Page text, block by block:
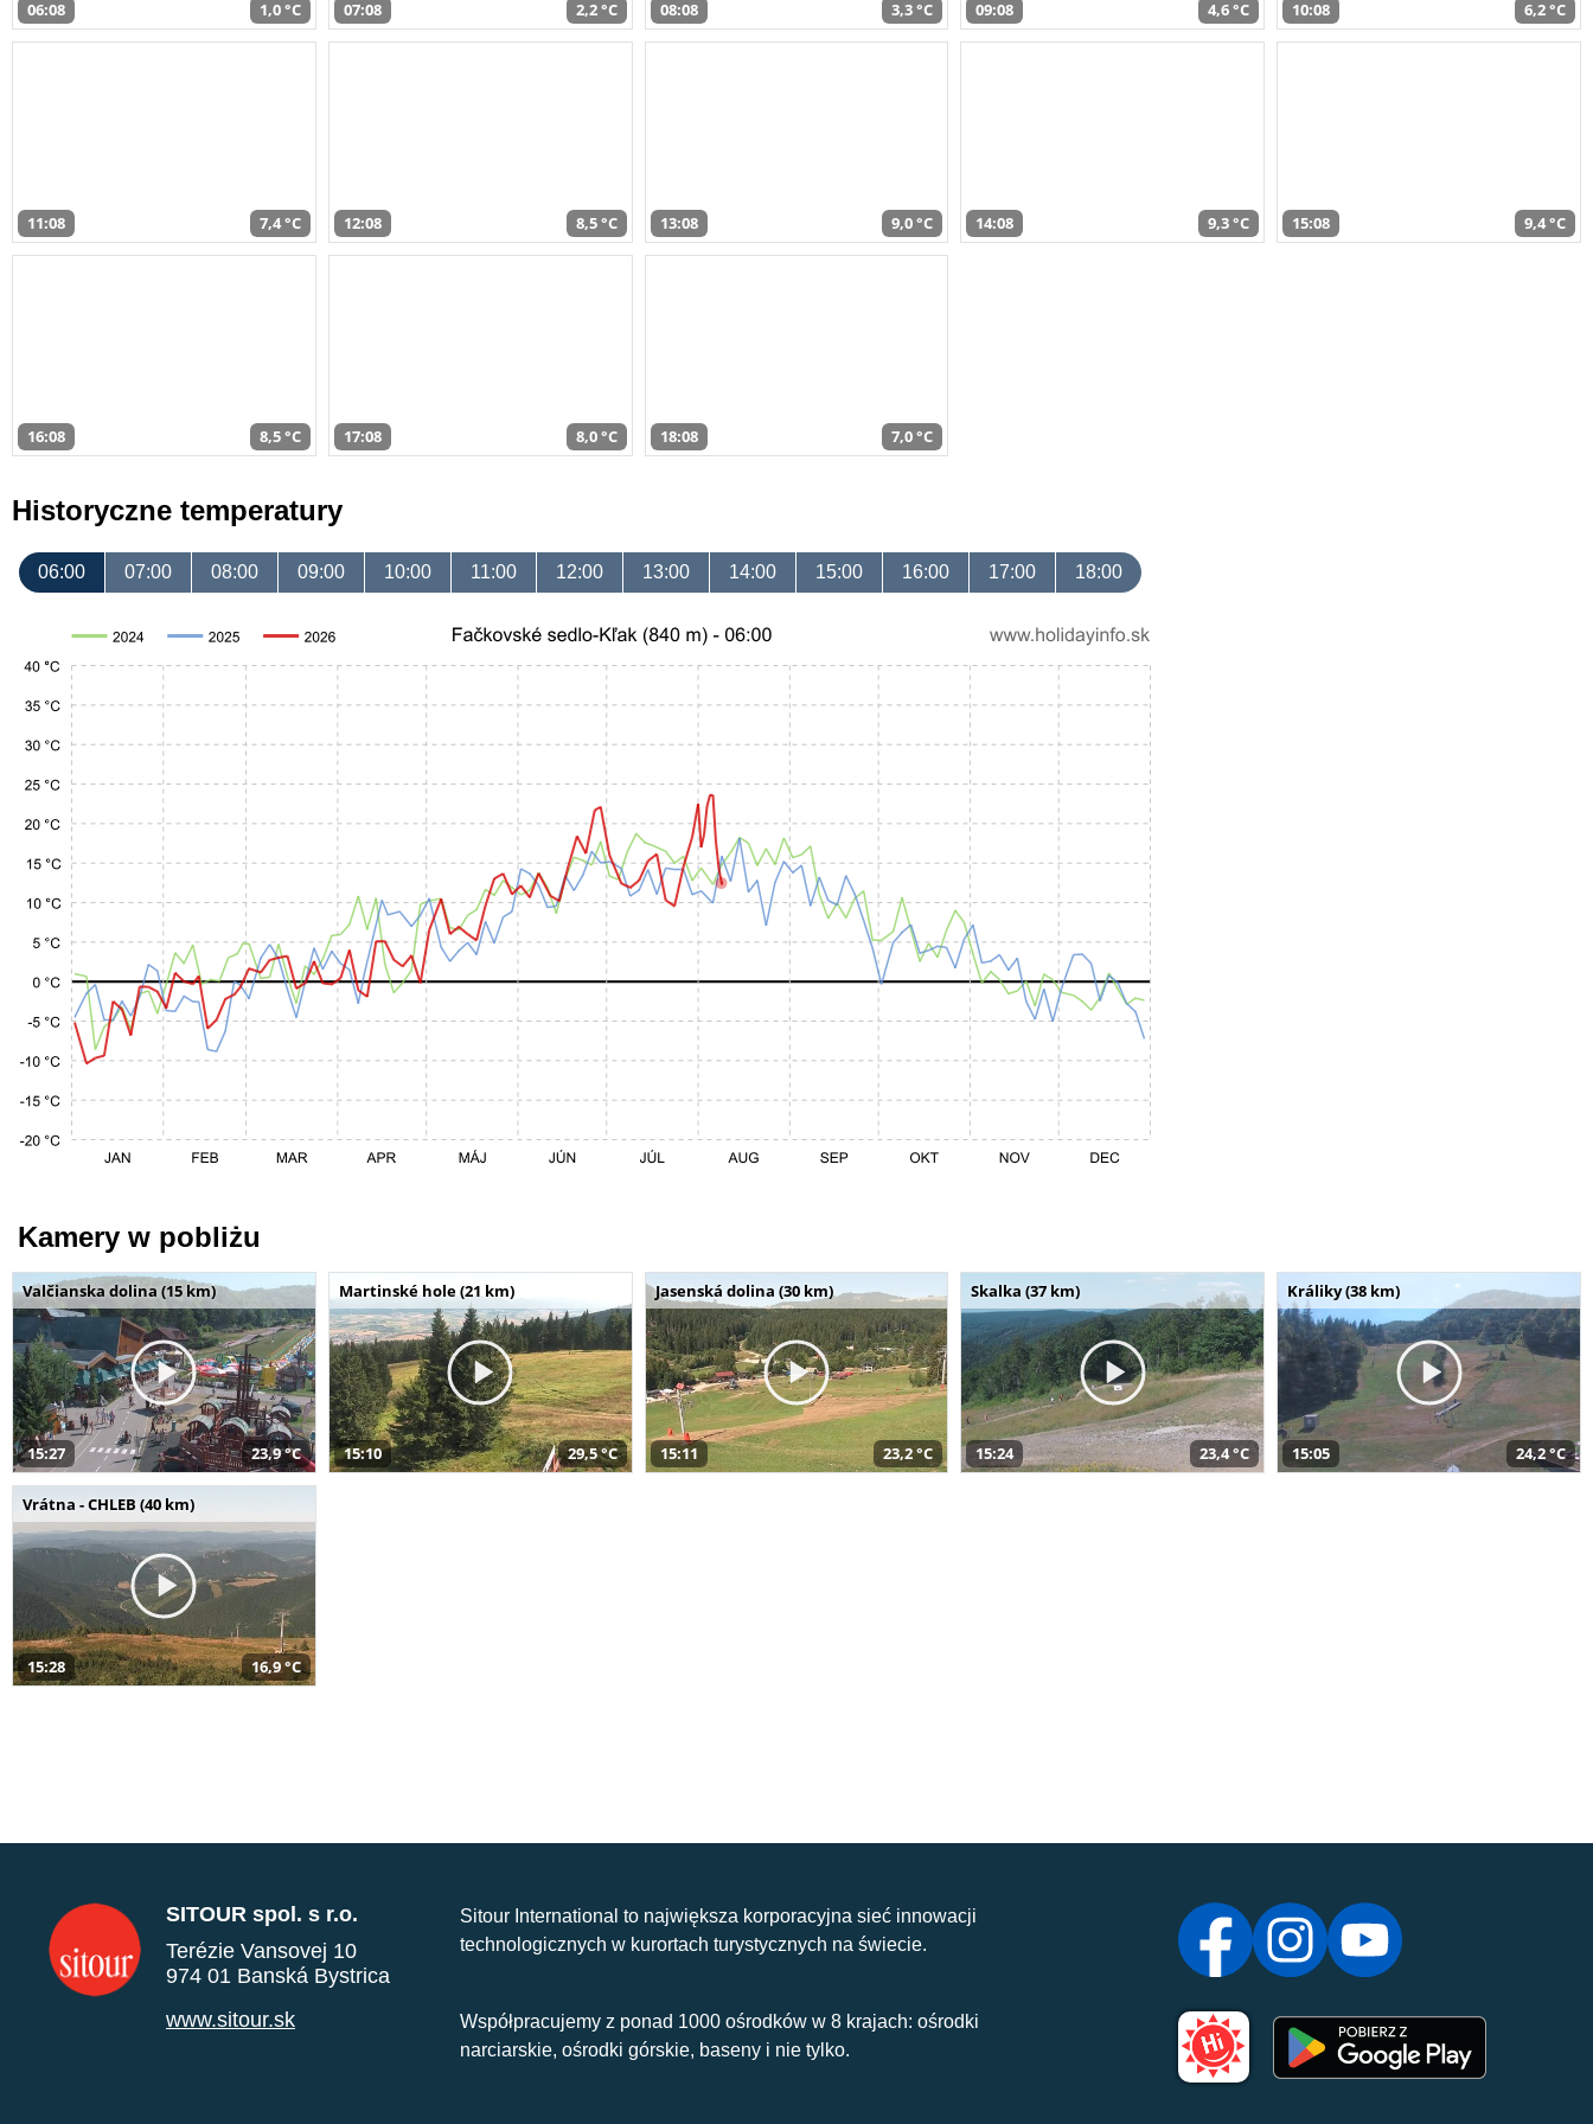
06:08 1,0 °C 07:08 2,2 °C 08:08 3,3 °C 09:08 4,6 °C 10:08 6,2 °C
11:08 7,4 °C 12:08 8,5 °C 13:08 9,0 °C 14:08 9,3 °C 15:08 9,4 °C
16:08 8,5 °C 17:08 8,0 °C 18:08 7,0 °C
Historyczne temperatury
06:00 07:00 08:00 09:00 10:00 11:00 12:00 13:00 14:00 15:00 16:00 17:00 18:00
Kamery w pobliżu
Valčianska dolina (15 km)
15:27 23,9 °C
Martinské hole (21 km)
15:10 29,5 °C
Jasenská dolina (30 km)
15:11 23,2 °C
Skalka (37 km)
15:24 23,4 °C
Králiky (38 km)
15:05 24,2 °C
Vrátna - CHLEB (40 km)
15:28 16,9 °C
SITOUR spol. s r.o.
Terézie Vansovej 10
974 01 Banská Bystrica
www.sitour.sk
Sitour International to największa korporacyjna sieć innowacji
technologicznych w kurortach turystycznych na świecie.
Współpracujemy z ponad 1000 ośrodków w 8 krajach: ośrodki
narciarskie, ośrodki górskie, baseny i nie tylko.